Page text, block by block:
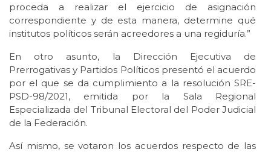
proceda a realizar el ejercicio de asignación
correspondiente y de esta manera, determine qué
institutos políticos serán acreedores a una regiduría.”
En otro asunto, la Dirección Ejecutiva de
Prerrogativas y Partidos Políticos presentó el acuerdo
por el que se da cumplimiento a la resolución SRE-
PSD-98/2021, emitida por la Sala Regional
Especializada del Tribunal Electoral del Poder Judicial
de la Federación.
Así mismo, se votaron los acuerdos respecto de las